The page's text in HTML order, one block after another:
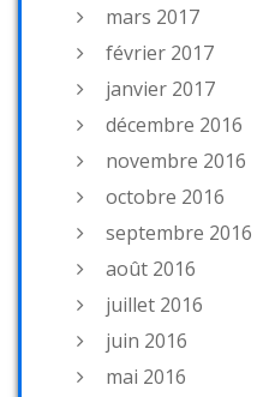
mars 2017
février 2017
janvier 2017
décembre 2016
novembre 2016
octobre 2016
septembre 2016
août 2016
juillet 2016
juin 2016
mai 2016